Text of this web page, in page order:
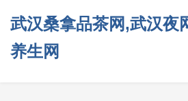
武汉桑拿品茶网,武汉夜
养生网